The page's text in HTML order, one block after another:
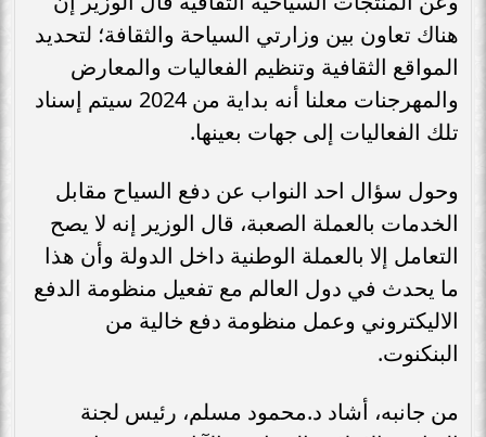
هناك تعاون بين وزارتي السياحة والثقافة؛ لتحديد
المواقع الثقافية وتنظيم الفعاليات والمعارض
والمهرجنات معلنا أنه بداية من 2024 سيتم إسناد
تلك الفعاليات إلى جهات بعينها.
وحول سؤال احد النواب عن دفع السياح مقابل
الخدمات بالعملة الصعبة، قال الوزير إنه لا يصح
التعامل إلا بالعملة الوطنية داخل الدولة وأن هذا
ما يحدث في دول العالم مع تفعيل منظومة الدفع
الاليكتروني وعمل منظومة دفع خالية من
البنكنوت.
من جانبه، أشاد د.محمود مسلم، رئيس لجنة